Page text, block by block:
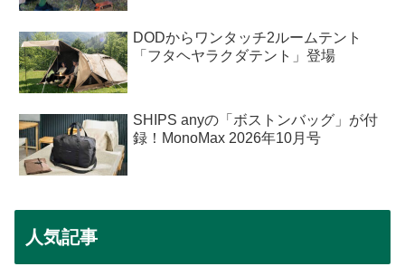
DODからワンタッチ2ルームテント
「フタヘヤラクダテント」登場
SHIPS anyの「ボストンバッグ」が付
録！MonoMax 2026年10月号
人気記事